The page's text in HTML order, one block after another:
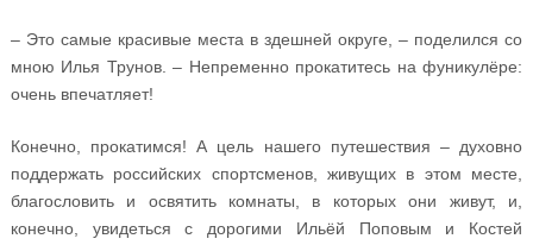
– Это самые красивые места в здешней округе, – поделился со
мною Илья Трунов. – Непременно прокатитесь на фуникулёре:
очень впечатляет!
Конечно, прокатимся! А цель нашего путешествия – духовно
поддержать российских спортсменов, живущих в этом месте,
благословить и освятить комнаты, в которых они живут, и,
конечно, увидеться с дорогими Ильёй Поповым и Костей